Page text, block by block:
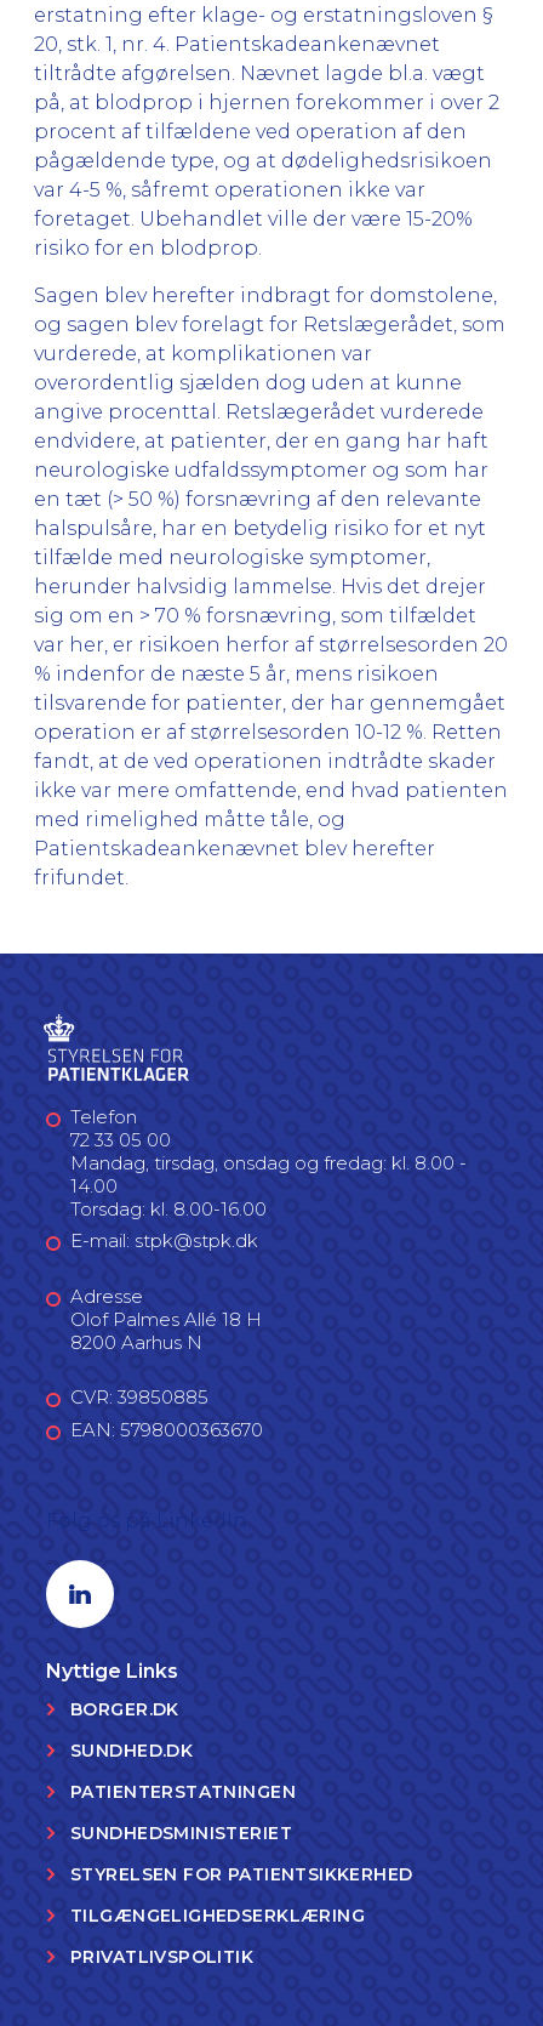
erstatning efter klage- og erstatningsloven §
20, stk. 1, nr. 4. Patientskadeankenævnet
tiltrådte afgørelsen. Nævnet lagde bl.a. vægt
på, at blodprop i hjernen forekommer i over 2
procent af tilfældene ved operation af den
pågældende type, og at dødelighedsrisikoen
var 4-5 %, såfremt operationen ikke var
foretaget. Ubehandlet ville der være 15-20%
risiko for en blodprop.
Sagen blev herefter indbragt for domstolene,
og sagen blev forelagt for Retslægerådet, som
vurderede, at komplikationen var
overordentlig sjælden dog uden at kunne
angive procenttal. Retslægerådet vurderede
endvidere, at patienter, der en gang har haft
neurologiske udfaldssymptomer og som har
en tæt (> 50 %) forsnævring af den relevante
halspulsåre, har en betydelig risiko for et nyt
tilfælde med neurologiske symptomer,
herunder halvsidig lammelse. Hvis det drejer
sig om en > 70 % forsnævring, som tilfældet
var her, er risikoen herfor af størrelsesorden 20
% indenfor de næste 5 år, mens risikoen
tilsvarende for patienter, der har gennemgået
operation er af størrelsesorden 10-12 %. Retten
fandt, at de ved operationen indtrådte skader
ikke var mere omfattende, end hvad patienten
med rimelighed måtte tåle, og
Patientskadeankenævnet blev herefter
frifundet.
Telefon
72 33 05 00
Mandag, tirsdag, onsdag og fredag: kl. 8.00 -
14.00
Torsdag: kl. 8.00-16.00
E-mail: stpk@stpk.dk
Adresse
Olof Palmes Allé 18 H
8200 Aarhus N
CVR: 39850885
EAN: 5798000363670
Linkedin profil
Nyttige Links
BORGER.DK
SUNDHED.DK
PATIENTERSTATNINGEN
SUNDHEDSMINISTERIET
STYRELSEN FOR PATIENTSIKKERHED
TILGÆNGELIGHEDSERKLÆRING
PRIVATLIVSPOLITIK